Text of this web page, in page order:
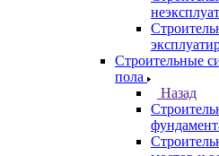
Строительные
пола
Назад